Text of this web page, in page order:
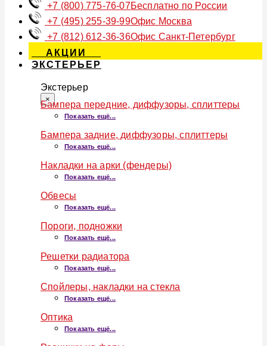
+7 (800) 775-76-07Бесплатно по России
+7 (495) 255-39-99Офис Москва
+7 (812) 612-36-36Офис Санкт-Петербург
АКЦИИ
ЭКСТЕРЬЕР
Экстерьер
×
Бампера передние, диффузоры, сплиттеры
Показать ещё...
Бампера задние, диффузоры, сплиттеры
Показать ещё...
Накладки на арки (фендеры)
Показать ещё...
Обвесы
Показать ещё...
Пороги, подножки
Показать ещё...
Решетки радиатора
Показать ещё...
Спойлеры, накладки на стекла
Показать ещё...
Оптика
Показать ещё...